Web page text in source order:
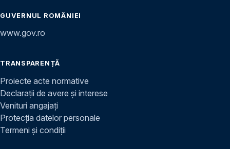
GUVERNUL ROMÂNIEI
www.gov.ro
TRANSPARENȚĂ
Proiecte acte normative
Declarații de avere și interese
Venituri angajați
Protecția datelor personale
Termeni și condiții